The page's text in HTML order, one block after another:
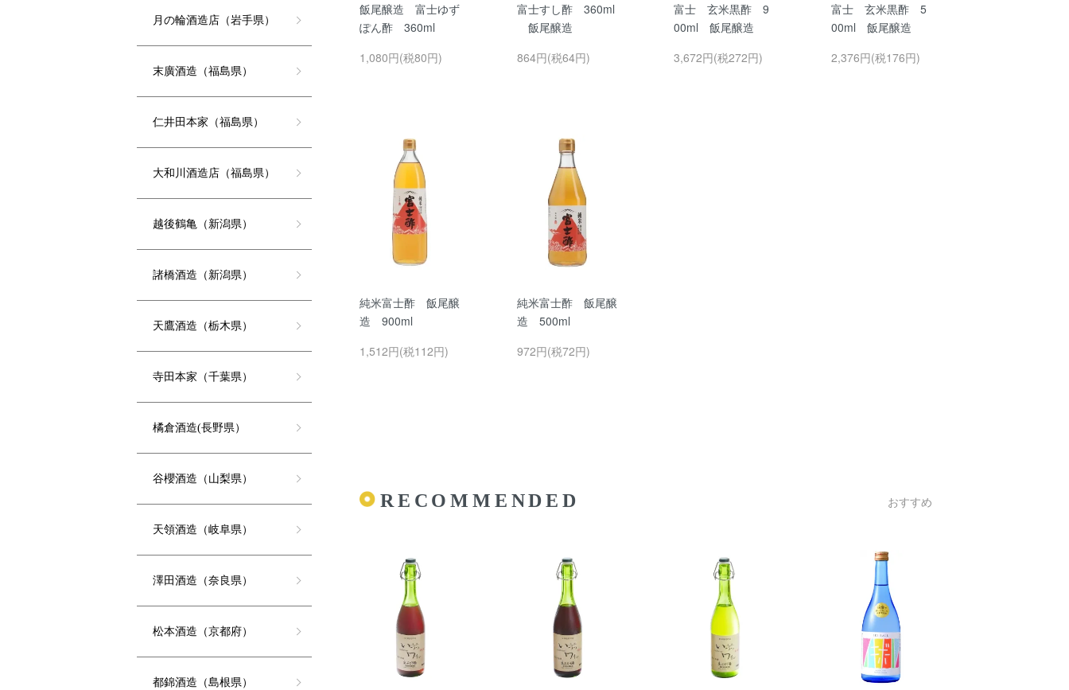
飯尾醸造 富士ゆず
ぽん酢 360ml
1,080円(税80円)
富士すし酢 360ml
飯尾醸造
864円(税64円)
富士 玄米黒酢 9
00ml 飯尾醸造
3,672円(税272円)
富士 玄米黒酢 5
00ml 飯尾醸造
2,376円(税176円)
純米富士酢 飯尾醸
造 900ml
1,512円(税112円)
純米富士酢 飯尾醸
造 500ml
972円(税72円)
RECOMMENDED おすすめ
月の輪酒造店（岩手県）
末廣酒造（福島県）
仁井田本家（福島県）
大和川酒造店（福島県）
越後鶴亀（新潟県）
諸橋酒造（新潟県）
天鷹酒造（栃木県）
寺田本家（千葉県）
橘倉酒造(長野県）
谷櫻酒造（山梨県）
天領酒造（岐阜県）
澤田酒造（奈良県）
松本酒造（京都府）
都錦酒造（島根県）